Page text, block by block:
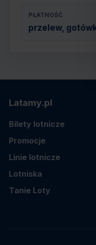
PŁATNOŚĆ
przelew,
Latamy.pl
Bilety lotnicze
Promocje
Linie lotnicze
Lotniska
Tanie Loty